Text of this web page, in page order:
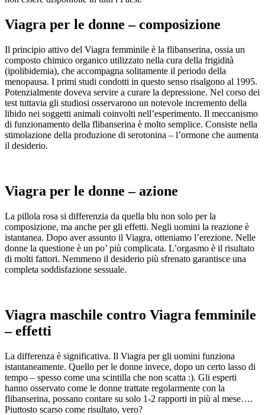
Viagra per le donne – composizione
Il principio attivo del Viagra femminile è la flibanserina, ossia un
composto chimico organico utilizzato nella cura della frigidità
(ipolibidemia), che accompagna solitamente il periodo della
menopausa. I primi studi condotti in questo senso risalgono al 1995.
Potenzialmente doveva servire a curare la depressione. Nel corso dei
test tuttavia gli studiosi osservarono un notevole incremento della
libido nei soggetti animali coinvolti nell’esperimento. Il meccanismo
di funzionamento della flibanserina è molto semplice. Consiste nella
stimolazione della produzione di serotonina – l’ormone che aumenta
il desiderio.
Viagra per le donne – azione
La pillola rosa si differenzia da quella blu non solo per la
composizione, ma anche per gli effetti. Negli uomini la reazione è
istantanea. Dopo aver assunto il Viagra, otteniamo l’erezione. Nelle
donne la questione è un po’ più complicata. L’orgasmo è il risultato
di molti fattori. Nemmeno il desiderio più sfrenato garantisce una
completa soddisfazione sessuale.
Viagra maschile contro Viagra femminile
– effetti
La differenza è significativa. Il Viagra per gli uomini funziona
istantaneamente. Quello per le donne invece, dopo un certo lasso di
tempo – spesso come una scintilla che non scatta :). Gli esperti
hanno osservato come le donne trattate regolarmente con la
flibanserina, possano contare su solo 1-2 rapporti in più al mese….
Piuttosto scarso come risultato, vero?